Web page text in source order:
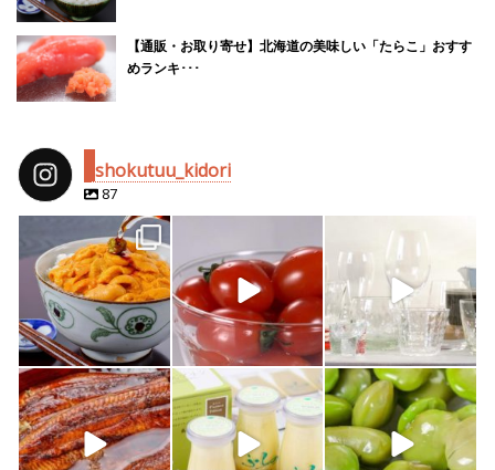
【通販・お取り寄せ】北海道の美味しい「たらこ」おすす
めランキ･･･
shokutuu_kidori
87
shokutuu_kidori
4月 25 2月 14
shokutuu_kidori
2月 13
shokutuu_kidori shokutuu_kidori shokutuu_kidori